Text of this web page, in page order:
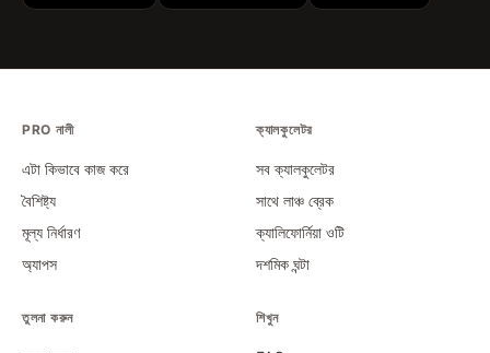
PRO নালী
এটা কিভাবে কাজ করে
বৈশিষ্ট্য
মূল্য নির্ধারণ
অ্যাপস
ক্যালকুলেটর
সব ক্যালকুলেটর
সাথে লাঞ্চ ব্রেক
ক্যালিফোর্নিয়া ওটি
দশমিক ঘন্টা
তুলনা করুন শিখুন